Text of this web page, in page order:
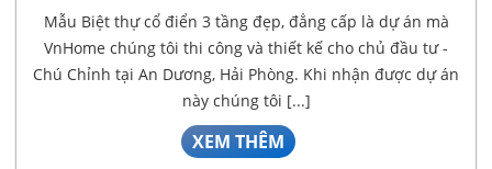
Mẫu Biệt thự cổ điển 3 tầng đẹp, đẳng cấp là dự án mà
VnHome chúng tôi thi công và thiết kế cho chủ đầu tư -
Chú Chỉnh tại An Dương, Hải Phòng. Khi nhận được dự án
này chúng tôi [...]
XEM THÊM